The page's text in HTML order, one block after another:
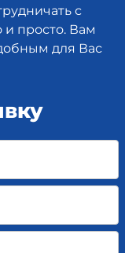
с
просто. Вам
для Вас